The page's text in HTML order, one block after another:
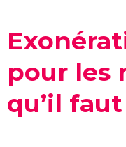
pour les
qu’il